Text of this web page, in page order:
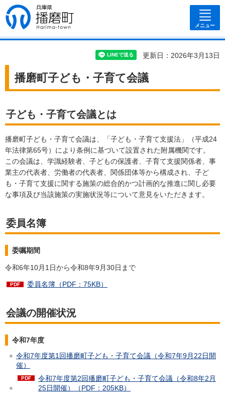
兵庫県 播磨
町
メニュー
更新日：2026年3月13日
播磨町子ども・子育て会議
子ども・子育て会議とは
播磨町子ども・子育て会議は、「子ども・子育て支援法」（平成24
年法律第65号）により条例に基づいて設置された附属機関です。
この会議は、学識経験者、子どもの保護者、子育て支援関係者、事
業主の代表者、労働者の代表者、関係団体等から構成され、子ど
も・子育て支援に関する施策の総合的かつ計画的な推進に関し必要
な事項及び当該施策の実施状況等について意見をいただきます。
委員名簿
委嘱期間
令和6年10月1日から令和8年9月30日まで
委員名簿（PDF：75KB）
会議の開催状況
令和7年度
令和7年度第1回播磨町子ども・子育て会議（令和7年9月22日開
催）
令和7年度第2回播磨町子ども・子育て会議（令和8年2月
25日開催）（PDF：205KB）